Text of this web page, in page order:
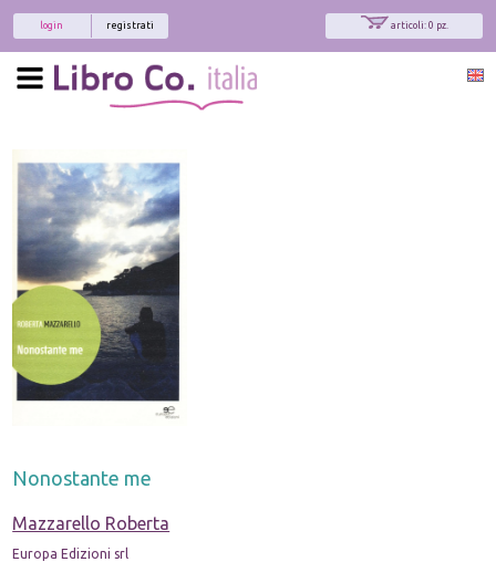
articoli: 0 pz.
registrati
login
Nonostante me
Mazzarello Roberta
Europa Edizioni srl